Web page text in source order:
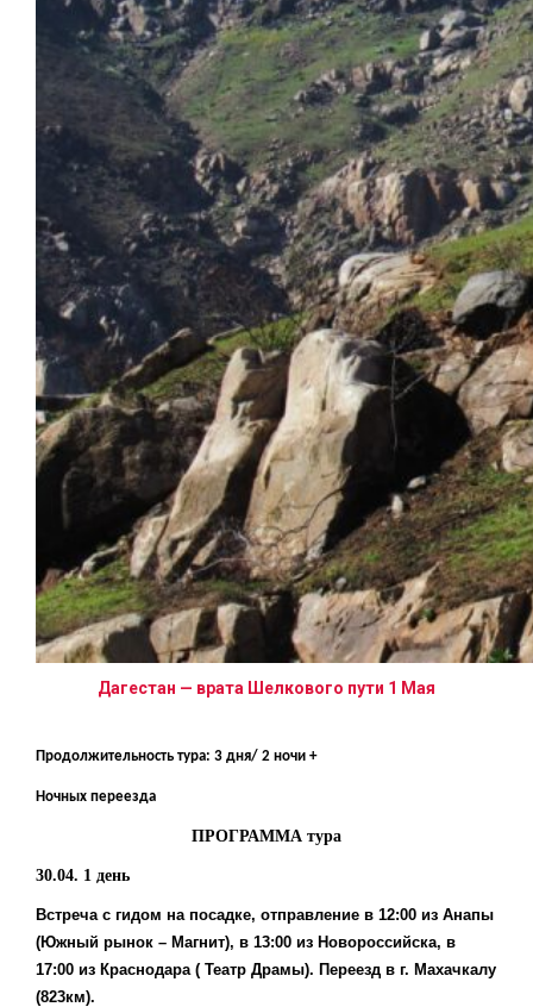
Дагестан — врата Шелкового пути 1 Мая
Продолжительность тура: 3 дня/ 2 ночи +
Ночных переезда
ПРОГРАММА тура
30.04. 1 день
Встреча с гидом на посадке, отправление в 12:00 из Анапы
(Южный рынок – Магнит), в 13:00 из Новороссийска, в
17:00 из Краснодара ( Театр Драмы). Переезд в г. Махачкалу
(823км).